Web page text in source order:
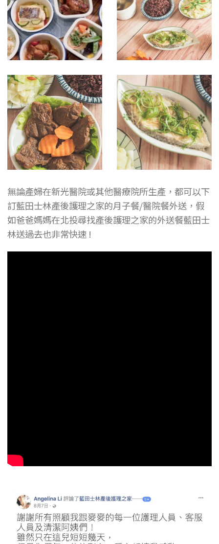
無論產婦在新光醫院或其他醫療院所生產，都可以下
訂藍田士林產後護理之家的月子餐/醫院餐外送，假
如爸爸媽媽在北投尋找產後護理之家的外送餐藍田士
林送過去也非常快速 !